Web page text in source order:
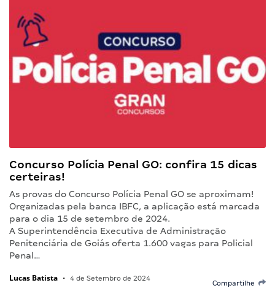
Concurso Polícia Penal GO: confira 15 dicas
certeiras!
As provas do Concurso Polícia Penal GO se aproximam!
Organizadas pela banca IBFC, a aplicação está marcada
para o dia 15 de setembro de 2024.
A Superintendência Executiva de Administração
Penitenciária de Goiás oferta 1.600 vagas para Policial
Penal…
Lucas Batista • 4 de Setembro de 2024
Compartilhe